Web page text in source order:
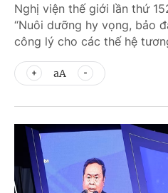
Nghị viện thế giới lần thứ
“Nuôi dưỡng hy vọng, bảo
công lý cho các thế hệ
aA